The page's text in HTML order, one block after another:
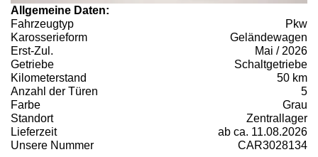
Allgemeine Daten:
Fahrzeugtyp
Pkw
Karosserieform
Geländewagen
Erst-Zul.
Mai / 2026
Getriebe
Schaltgetriebe
Kilometerstand
50 km
Anzahl der Türen
5
Farbe
Grau
Standort
Zentrallager
Lieferzeit
ab ca. 11.08.2026
Unsere Nummer
CAR3028134